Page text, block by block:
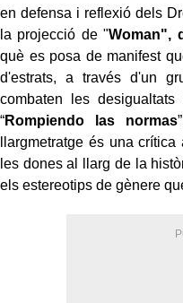
en defensa i reflexió dels
la projecció de "Woman",
què es posa de manifest
d'estrats, a través d'un
combaten les
“Rompiendo las normas
llargmetratge és una
les dones al llarg de la
els estereotips de gènere